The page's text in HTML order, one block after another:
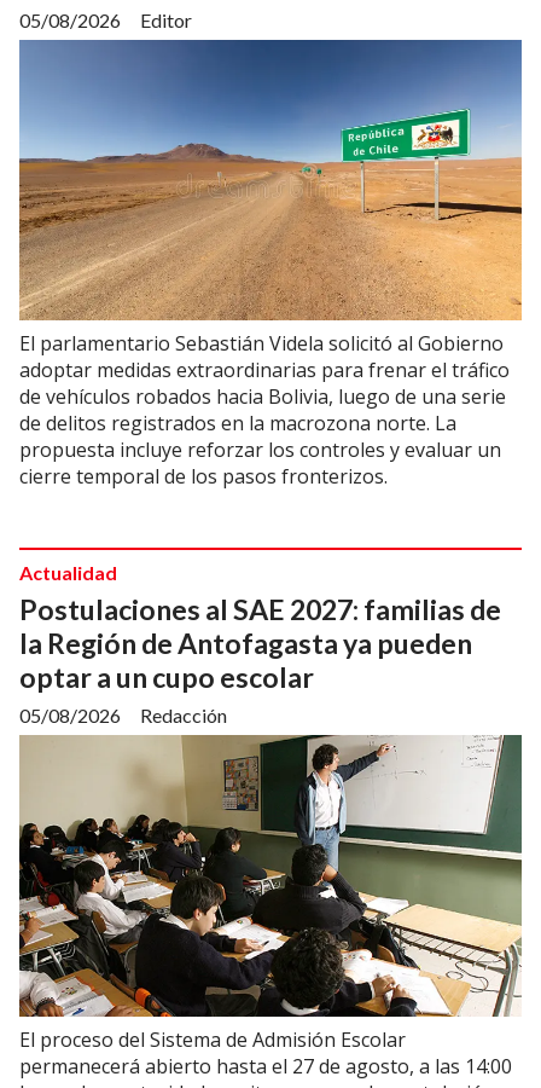
Editor
05/08/2026
El parlamentario Sebastián Videla solicitó al Gobierno
adoptar medidas extraordinarias para frenar el tráfico
de vehículos robados hacia Bolivia, luego de una serie
de delitos registrados en la macrozona norte. La
propuesta incluye reforzar los controles y evaluar un
cierre temporal de los pasos fronterizos.
Postulaciones al SAE 2027: familias de
la Región de Antofagasta ya pueden
optar a un cupo escolar
Redacción
Actualidad
05/08/2026
El proceso del Sistema de Admisión Escolar
permanecerá abierto hasta el 27 de agosto, a las 14:00